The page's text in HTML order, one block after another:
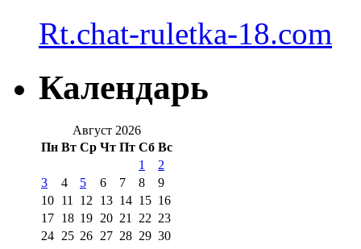
Rt.chat-ruletka-18.com
Календарь
Август 2026
Пн Вт Ср Чт Пт Сб Вс
1
2
3
4 5 6 7 8
9
10 11 12 13 14 15 16
17 18 19 20 21 22 23
24 25 26 27 28 29 30